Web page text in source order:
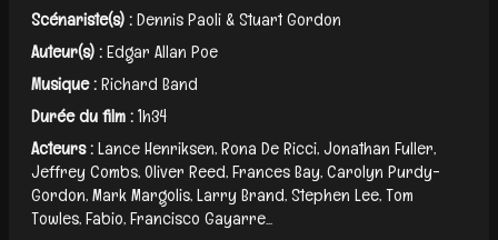
Scénariste(s) :Dennis Paoli & Stuart Gordon
Auteur(s) :Edgar Allan Poe
Musique :Richard Band
Durée du film :1h34
Acteurs :Lance Henriksen, Rona De Ricci, Jonathan Fuller,
Jeffrey Combs, Oliver Reed, Frances Bay, Carolyn Purdy-
Gordon, Mark Margolis, Larry Brand, Stephen Lee, Tom
Towles, Fabio, Francisco Gayarre...